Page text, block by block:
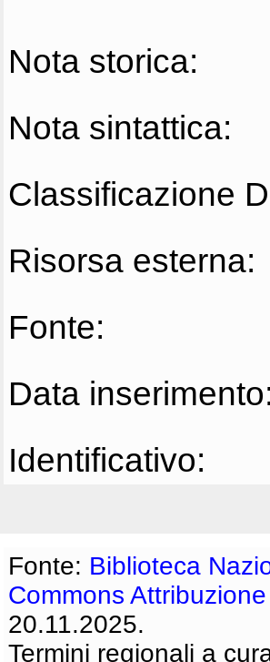
Nota storica:
Nota sintattica:
Classificazione
Risorsa esterna:
Fonte:
Data inserimento:
Identificativo:
Fonte: Biblioteca
Commons
20.11.2025.
Termini regionali a